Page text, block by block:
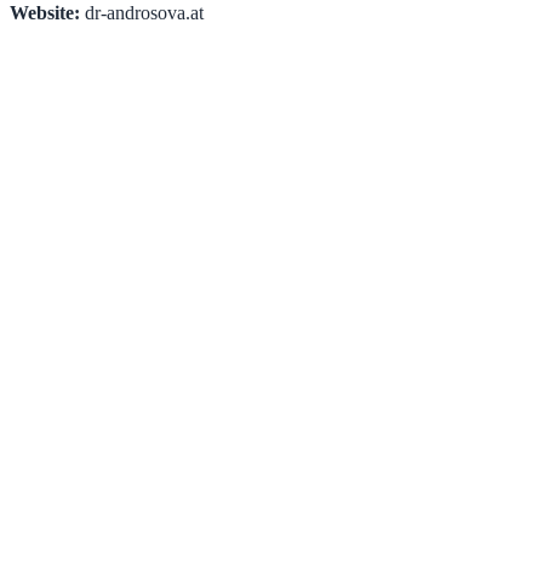
Website: dr-androsova.at